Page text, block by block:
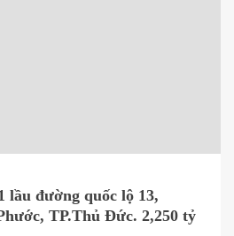
lầu đường quốc lộ 13,
TP.Thủ Đức. 2,250 tỷ